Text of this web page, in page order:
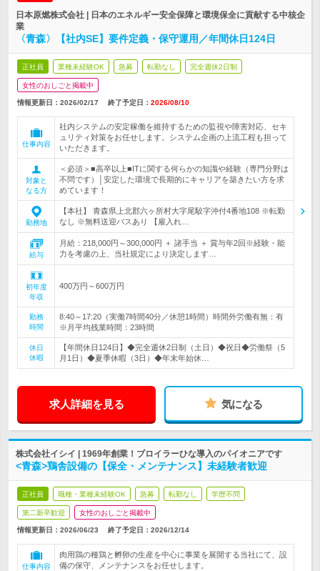
日本原燃株式会社 | 日本のエネルギー安全保障と環境保全に貢献する中核企
業
〈青森〉【社内SE】要件定義・保守運用／年間休日124日
正社員 業種未経験OK 急募 転勤なし 完全週休2日制
女性のおしごと掲載中
情報更新日：2026/02/17 終了予定日： 2026/08/10
仕事内容
社内システムの安定稼働を維持するための監視や障害対応、セキ
ュリティ対策をお任せします。システム企画の上流工程も担って
いただきます。
対象と
なる方
＜必須＞■高卒以上■ITに関する何らかの知識や経験（専門分野は
不問です）│安定した環境で長期的にキャリアを築きたい方を求
めています！
勤務地
【本社】 青森県上北郡六ヶ所村大字尾駮字沖付4番地108 ※転勤
なし ※無料送迎バスあり 【雇入れ…
給与
月給：218,000円～300,000円 ＋ 諸手当 ＋ 賞与年2回※経験・能
力を考慮の上、当社規定により決定します…
初年度
年収
400万円～600万円
勤務
時間
8:40～17:20（実働7時間40分／休憩1時間）時間外労働有無：有
※月平均残業時間：23時間
休日
休暇
【年間休日124日】◆完全週休2日制（土日）◆祝日◆労働祭（5
月1日）◆夏季休暇（3日）◆年末年始休…
求人詳細を見る 気になる
株式会社イシイ | 1969年創業！ブロイラーひな導入のパイオニアです
<青森>鶏舎設備の【保全・メンテナンス】未経験者歓迎
正社員 職種・業種未経験OK 急募 転勤なし 学歴不問
第二新卒歓迎 女性のおしごと掲載中
情報更新日：2026/06/23 終了予定日： 2026/12/14
仕事内容
肉用鶏の種鶏と孵卵の生産を中心に事業を展開する当社にて、設
備の保守、メンテナンスをお任せします。